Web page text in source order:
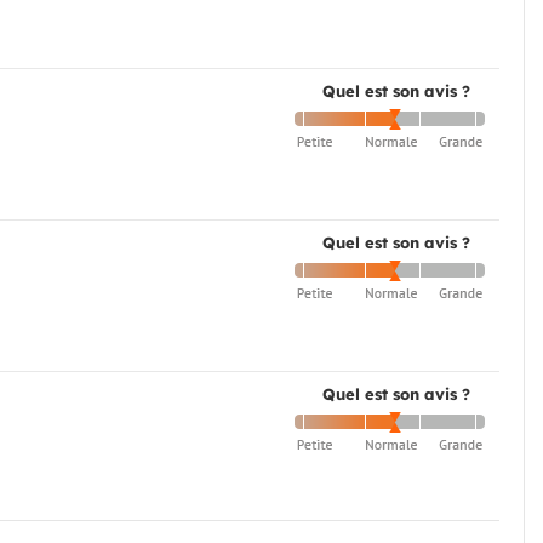
Quel est son avis ?
Quel est son avis ?
Quel est son avis ?